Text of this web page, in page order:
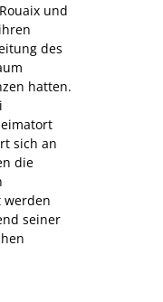
und
des
hatten.
sich an
die
seiner